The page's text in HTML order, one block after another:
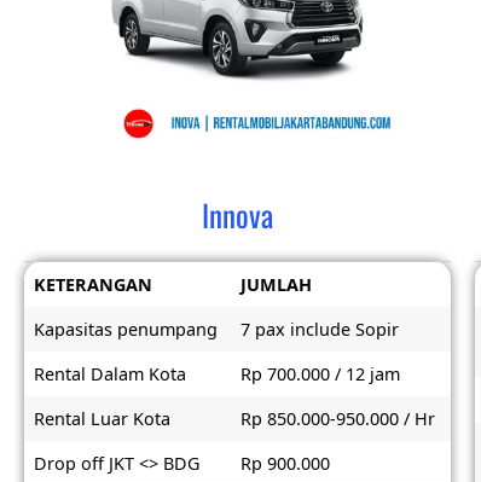
Innova
KETERANGAN
JUMLAH
Kapasitas penumpang
7 pax include Sopir
Rental Dalam Kota
Rp 700.000 / 12 jam
Rental Luar Kota
Rp 850.000-950.000 / Hr
Drop off JKT <> BDG
Rp 900.000